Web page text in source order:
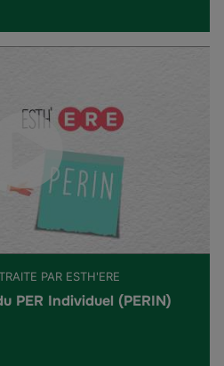
PAR ESTH'ERE
PER Individuel (PERIN)